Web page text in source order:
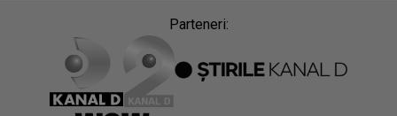
Parteneri: